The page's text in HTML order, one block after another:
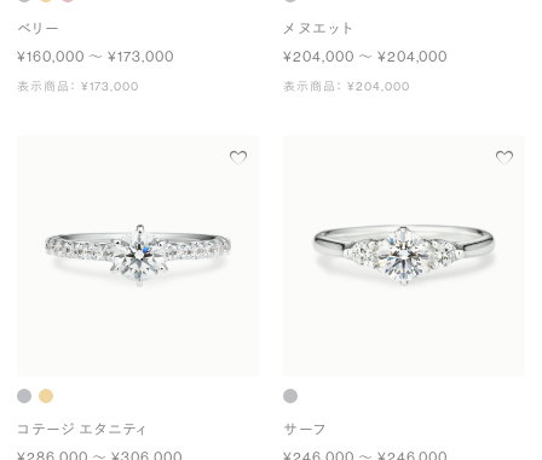
ベリー
¥160,000 〜 ¥173,000
表示商品： ¥173,000
メヌエット
¥204,000 〜 ¥204,000
表示商品： ¥204,000
コテージ エタニティ
サーフ